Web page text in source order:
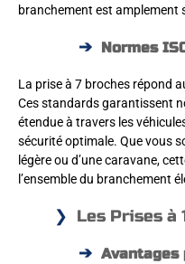
branchement est amplement
Normes
La prise à 7 broches répond
Ces standards garantissent
étendue à travers les
sécurité optimale. Que vous
légère ou d’une caravane,
l’ensemble du branchement
Les Prises à
Avantages